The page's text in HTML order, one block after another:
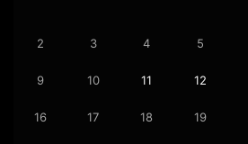
2 3 4 5
9 10 11 12
16 17 18 19